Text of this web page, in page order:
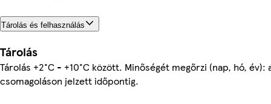
Tárolás és felhasználás
Tárolás
Tárolás +2°C - +10°C között. Minőségét megőrzi (nap, hó, év):
csomagoláson jelzett időpontig.